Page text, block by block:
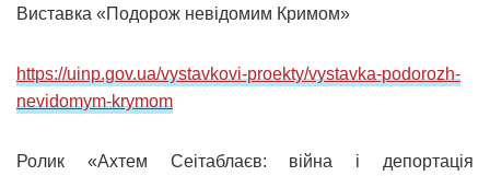
Виставка «Подорож невідомим Кримом»
https://uinp.gov.ua/vystavkovi-proekty/vystavka-podorozh-
nevidomym-krymom
Ролик «Ахтем Сеітаблаєв: війна і депортація